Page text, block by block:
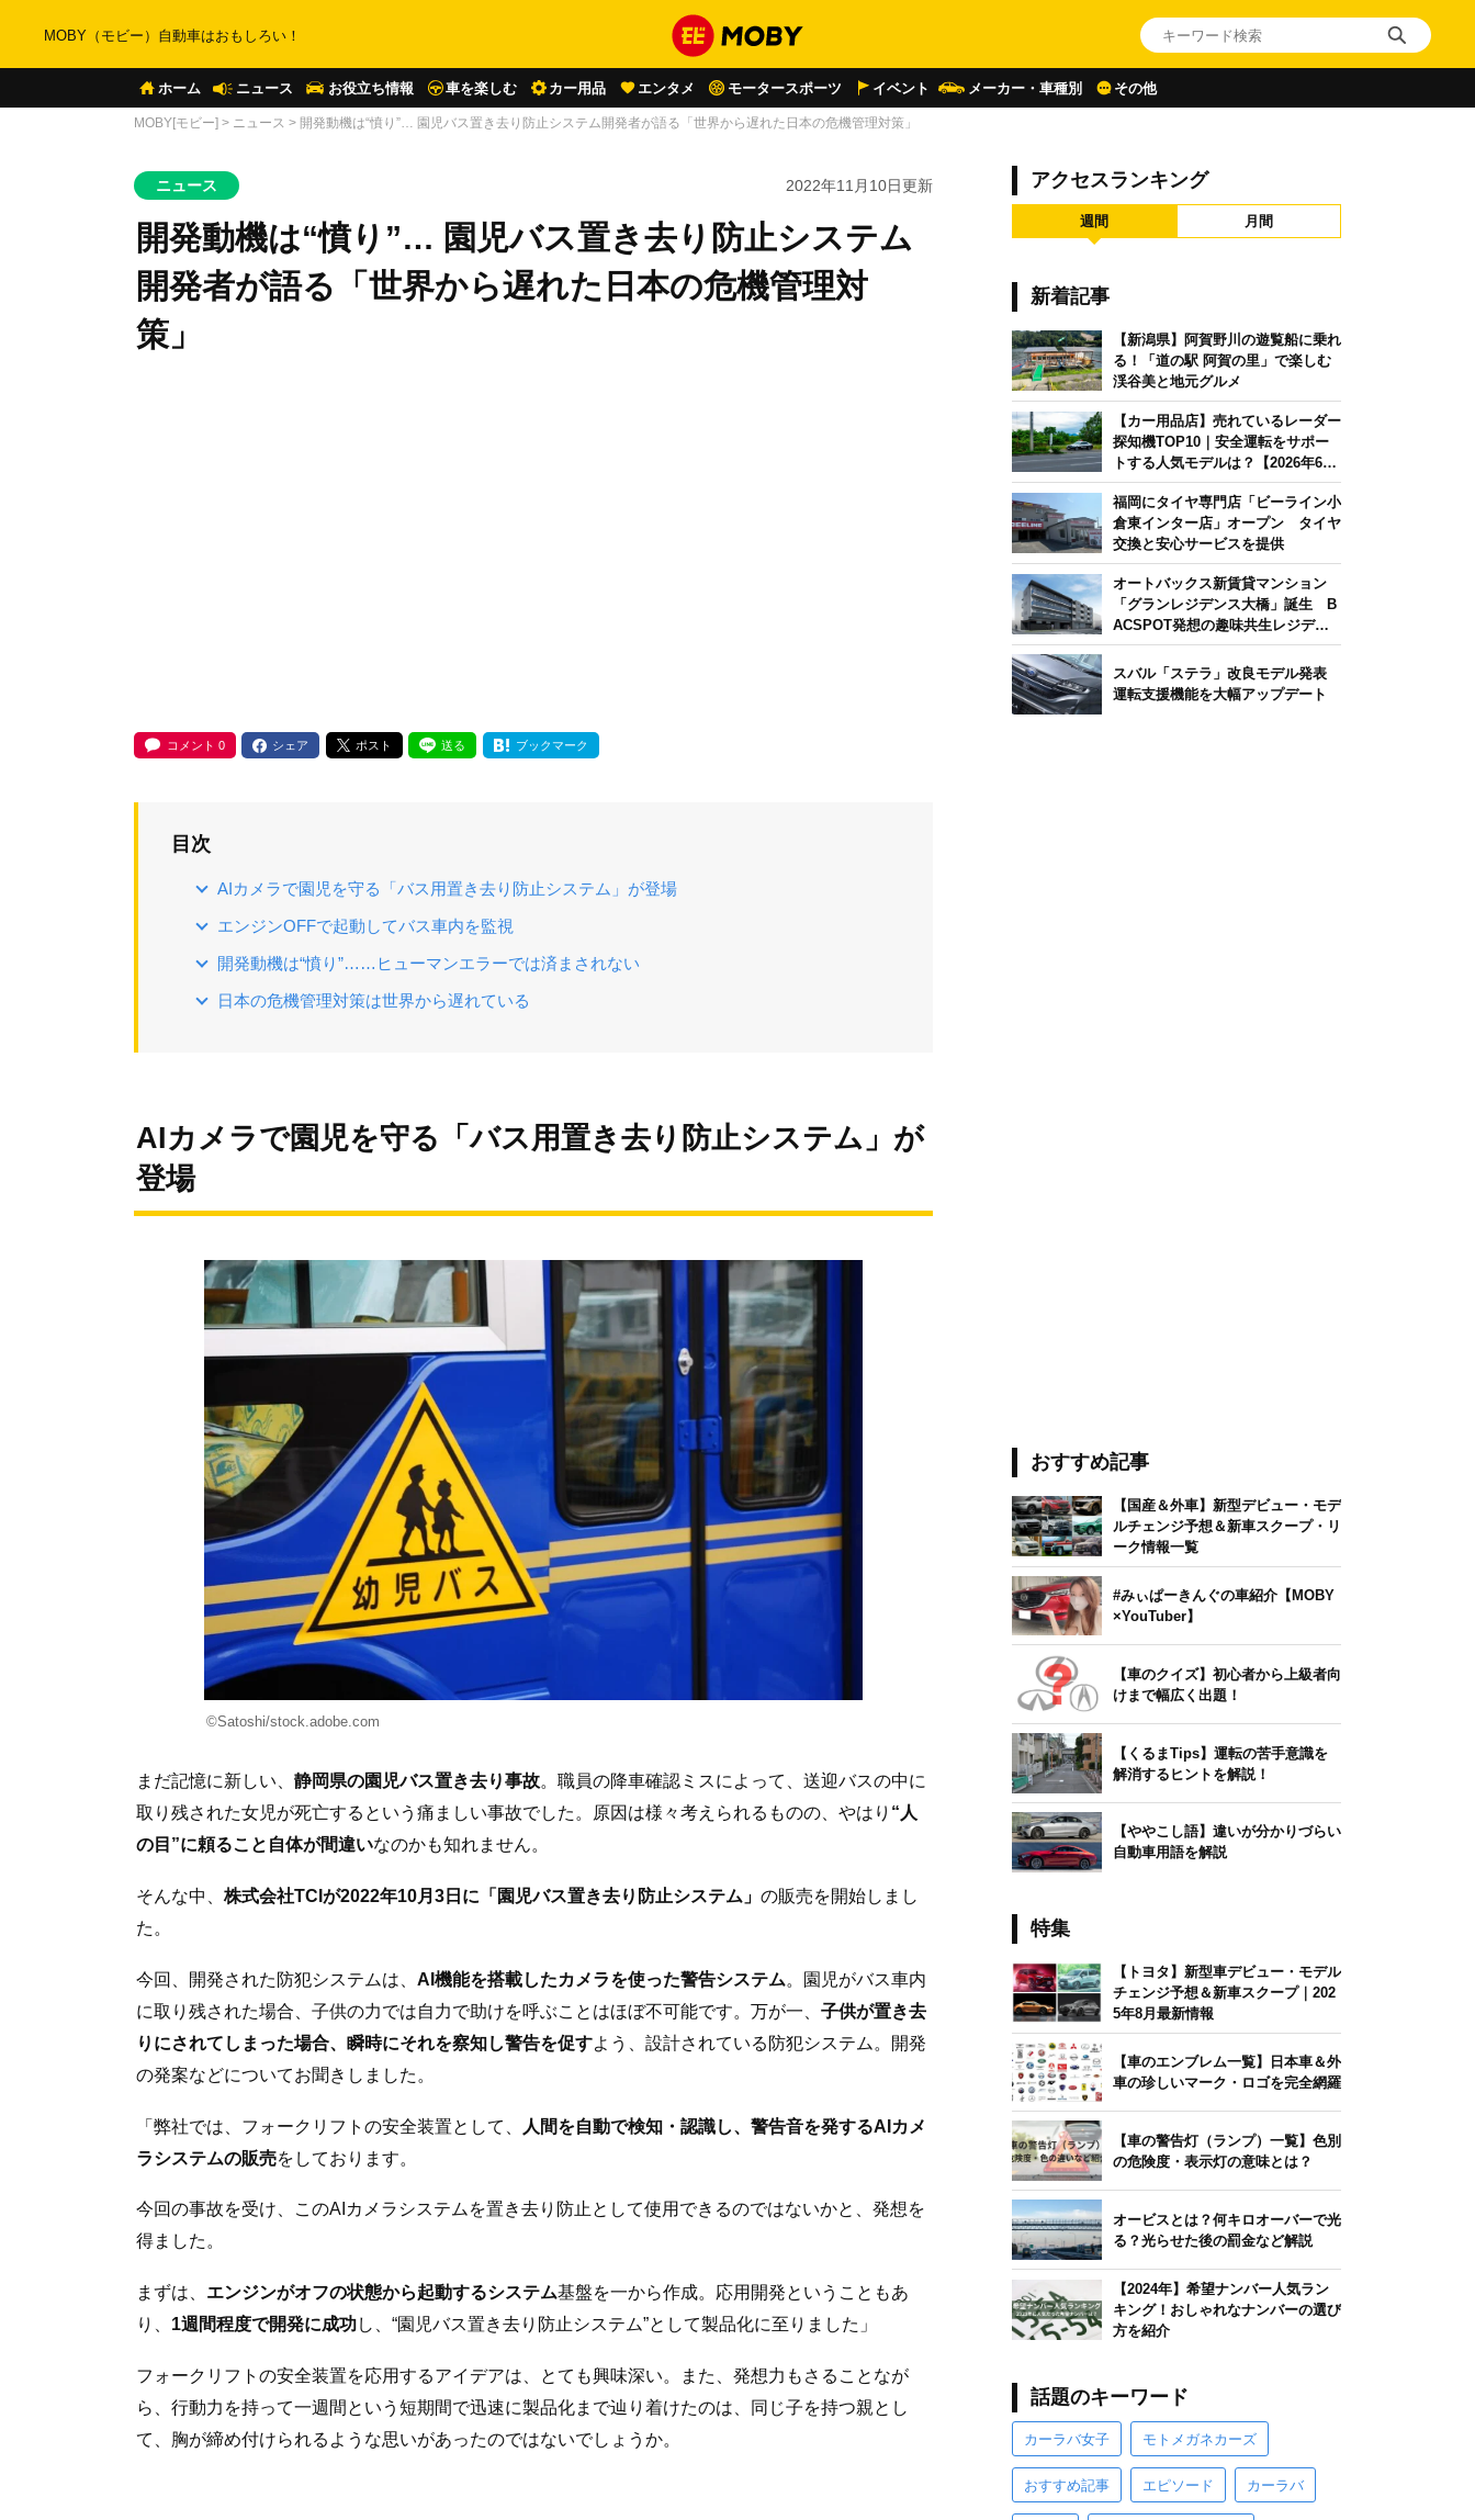
MOBY（モビー）自動車はおもしろい！
ホーム ニュース お役立ち情報 車を楽しむ カー用品 エンタメ モータースポーツ イベント メーカー・車種別 その他
MOBY[モビー] > ニュース > 開発動機は“憤り”… 園児バス置き去り防止システム開発者が語る「世界から遅れた日本の危機管理対策」
ニュース 2022年11月10日更新
開発動機は“憤り”… 園児バス置き去り防止システム
開発者が語る「世界から遅れた日本の危機管理対
策」
コメント 0 シェア ポスト 送る ブックマーク
目次
AIカメラで園児を守る「バス用置き去り防止システム」が登場
エンジンOFFで起動してバス車内を監視
開発動機は“憤り”……ヒューマンエラーでは済まされない
日本の危機管理対策は世界から遅れている
AIカメラで園児を守る「バス用置き去り防止システム」が
登場
©Satoshi/stock.adobe.com
まだ記憶に新しい、 静岡県の園児バス置き去り事故。職員の降車確認ミスによって、送迎バスの中に
取り残された女児が死亡するという痛ましい事故でした。原因は様々考えられるものの、やはり “人
の目”に頼ること自体が間違いなのかも知れません。
そんな中、 株式会社TCIが2022年10月3日に「園児バス置き去り防止システム」 の販売を開始しまし
た。
今回、開発された防犯システムは、 AI機能を搭載したカメラを使った警告システム。園児がバス車内
に取り残された場合、子供の力では自力で助けを呼ぶことはほぼ不可能です。万が一、 子供が置き去
りにされてしまった場合、瞬時にそれを察知し警告を促すよう、設計されている防犯システム。開発
の発案などについてお聞きしました。
「弊社では、フォークリフトの安全装置として、
人間を自動で検知・認識し、警告音を発するAIカメ
ラシステムの販売をしております。
今回の事故を受け、このAIカメラシステムを置き去り防止として使用できるのではないかと、発想を
得ました。
まずは、 エンジンがオフの状態から起動するシステム基盤を一から作成。応用開発ということもあ
り、 1週間程度で開発に成功し、“園児バス置き去り防止システム”として製品化に至りました」
フォークリフトの安全装置を応用するアイデアは、とても興味深い。また、発想力もさることなが
ら、行動力を持って一週間という短期間で迅速に製品化まで辿り着けたのは、同じ子を持つ親とし
て、胸が締め付けられるような思いがあったのではないでしょうか。
アクセスランキング
週間 月間
新着記事
【新潟県】阿賀野川の遊覧船に乗れ
る！「道の駅 阿賀の里」で楽しむ
渓谷美と地元グルメ
【カー用品店】売れているレーダー
探知機TOP10｜安全運転をサポー
トする人気モデルは？【2026年6月
版】
福岡にタイヤ専門店「ビーライン小
倉東インター店」オープン タイヤ
交換と安心サービスを提供
オートバックス新賃貸マンション
「グランレジデンス大橋」誕生 B
ACSPOT発想の趣味共生レジデン
ス
スバル「ステラ」改良モデル発表
運転支援機能を大幅アップデート
おすすめ記事
【国産＆外車】新型デビュー・モデ
ルチェンジ予想＆新車スクープ・リ
ーク情報一覧
#みぃぱーきんぐの車紹介【MOBY
×YouTuber】
【車のクイズ】初心者から上級者向
けまで幅広く出題！
【くるまTips】運転の苦手意識を
解消するヒントを解説！
【ややこし語】違いが分かりづらい
自動車用語を解説
特集
【トヨタ】新型車デビュー・モデル
チェンジ予想＆新車スクープ｜202
5年8月最新情報
【車のエンブレム一覧】日本車＆外
車の珍しいマーク・ロゴを完全網羅
【車の警告灯（ランプ）一覧】色別
の危険度・表示灯の意味とは？
オービスとは？何キロオーバーで光
る？光らせた後の罰金など解説
【2024年】希望ナンバー人気ラン
キング！おしゃれなナンバーの選び
方を紹介
話題のキーワード
カーラバ女子 モトメガネカーズ
おすすめ記事 エピソード カーラバ